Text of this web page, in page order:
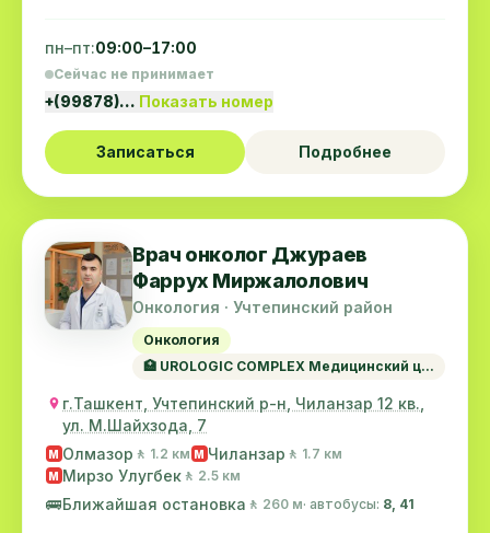
пн–пт:09:00–17:00
Сейчас не принимает
+(99878)… Показать номер
Записаться Подробнее
Врач онколог Джураев
Фаррух Миржалолович
Онкология · Учтепинский район
Онкология
🏥 UROLOGIC COMPLEX Медицинский ц...
г.Ташкент, Учтепинский р-н, Чиланзар 12 кв.,
ул. М.Шайхзода, 7
M Олмазор 🚶 1.2 км M Чиланзар 🚶 1.7 км
M Мирзо Улугбек 🚶 2.5 км
🚌Ближайшая остановка 🚶 260 м· автобусы: 8, 41